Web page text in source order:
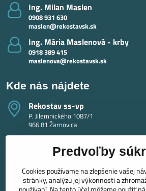
Ing​. Milan Maslen
0908 931 630
maslen@rekostavsk.sk
Ing​. Mária Maslenová - krby
0918 389 415
maslenova@rekostavsk.sk
Kde nás nájdete
Rekostav ss-vp
P. Jilemnického 1087/1
966 81 Žarnovica
Predvoľby
Cookies používame na zlepšenie vašej
stránky, analýzu jej výkonnosti a